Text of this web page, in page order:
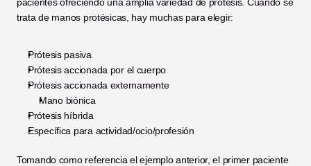
trata de manos protésicas, hay muchas para elegir:
Prótesis pasiva
Prótesis accionada por el cuerpo
Prótesis accionada externamente
Mano biónica
Prótesis híbrida
Específica para actividad/ocio/profesión
Tomando como referencia el ejemplo anterior, el primer paciente